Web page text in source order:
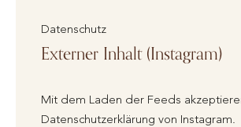
Datenschutz
Externer Inhalt (Instagram)
Mit dem Laden der Feeds
Datenschutzerklärung von Instagram.